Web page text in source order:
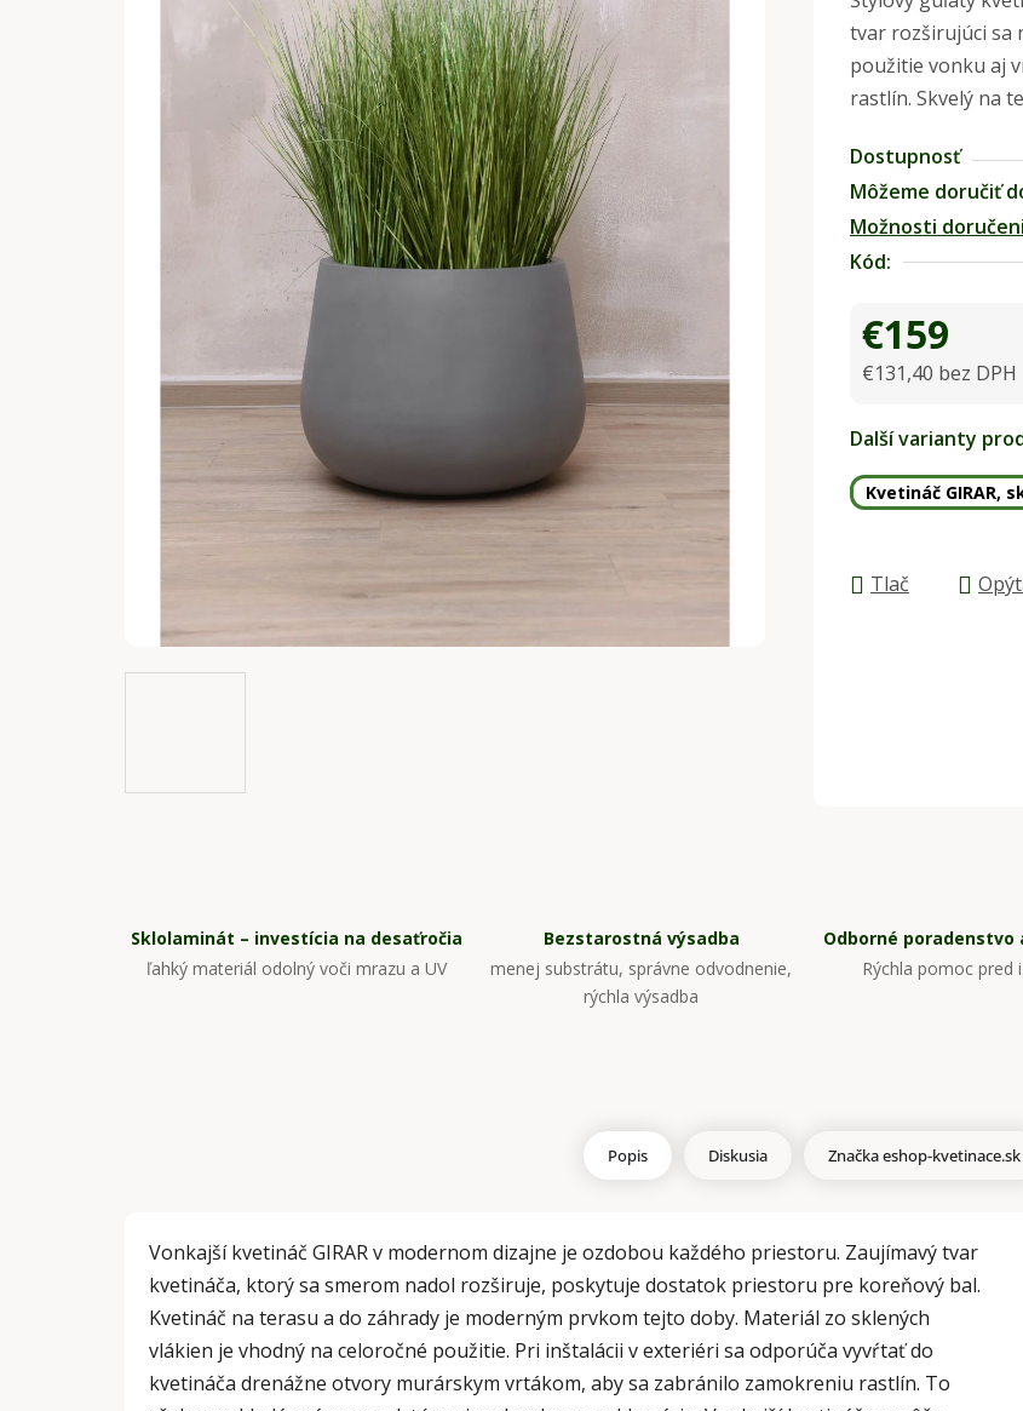
je
0,0
z
hviezdičiek.
tvar rozširujúci sa
použitie vonku aj
rastlín. Skvelý na
Dostupnosť
Môžeme doručiť
Možnosti
Kód:
€159
€131,40 bez DPH
Další varianty
Kvetináč GIRAR,
Tlač
Sklolaminát – investícia na desaťročia
ľahký materiál odolný voči mrazu a UV
Bezstarostná výsadba
menej substrátu, správne odvodnenie,
rýchla výsadba
Odborné
Rýchla pomoc pred
Popis Diskusia Značkaeshop-kvetinace.sk
Vonkajší kvetináč GIRAR v modernom dizajne je ozdobou každého priestoru. Zaujímavý tvar
kvetináča, ktorý sa smerom nadol rozširuje, poskytuje dostatok priestoru pre koreňový bal.
Kvetináč na terasu a do záhrady je moderným prvkom tejto doby. Materiál zo sklených
vlákien je vhodný na celoročné použitie. Pri inštalácii v exteriéri sa odporúča vyvŕtať do
kvetináča drenážne otvory murárskym vrtákom, aby sa zabránilo zamokreniu rastlín. To